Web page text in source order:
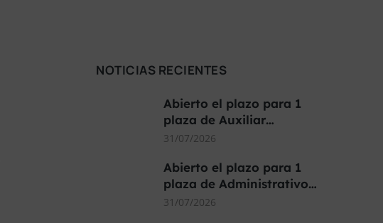
NOTICIAS RECIENTES
Abierto el plazo para 1
plaza de Auxiliar…
31/07/2026
Abierto el plazo para 1
plaza de Administrativo…
31/07/2026